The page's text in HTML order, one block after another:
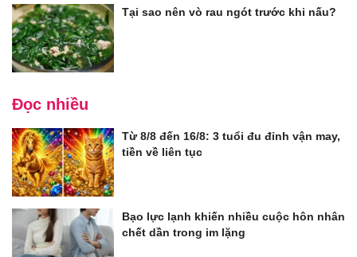
Tại sao nên vò rau ngót trước khi nấu?
Đọc nhiều
Từ 8/8 đến 16/8: 3 tuổi đu đỉnh vận may,
tiền về liên tục
Bạo lực lạnh khiến nhiều cuộc hôn nhân
chết dần trong im lặng